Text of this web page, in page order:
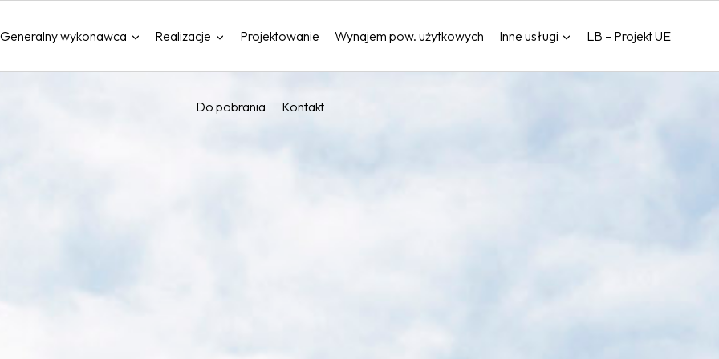
Generalny wykonawca Realizacje Projektowanie Wynajem pow. użytkowych Inne usługi LB – Projekt UE
Do pobrania Kontakt